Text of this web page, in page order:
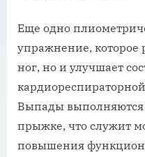
Еще одно
упражнение, которое
ног, но и улучшает
Выпады выполняются
прыжке, что служит
повышения